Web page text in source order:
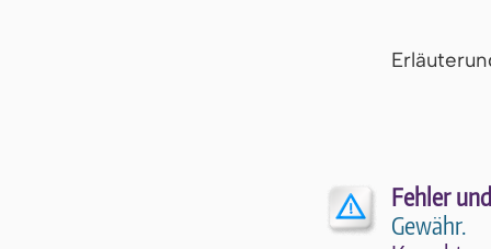
Fehler
Gewähr.